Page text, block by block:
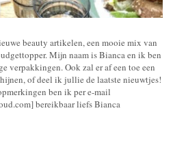
beauty artikelen, een mooie mix van
Mijn naam is Bianca en ik ben
verpakkingen. Ook zal er af een toe een
of deel ik jullie de laatste nieuwtjes!
ben ik per e-mail
bereikbaar liefs Bianca